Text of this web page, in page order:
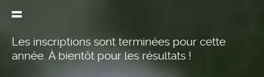
Les inscriptions sont terminées pour cette
année. À bientôt pour les résultats !